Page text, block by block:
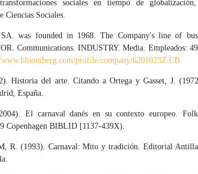
sociales en tiempo de
Ciencias Sociales.
was founded in 1968. The Company's line of
Communications. INDUSTRY. Media. Empleados:
profile/company/6201023Z:CB
Historia del arte. Citando a Ortega y Gasset, J.
España.
El carnaval danés en su contexto europeo.
Copenhagen BIBLID [1137-439X).
R. (1993). Carnaval: Mito y tradición. Editorial